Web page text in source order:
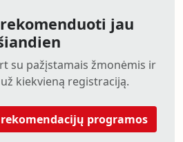
jau
su pažįstamais žmonėmis ir
kiekvieną registraciją.
programos